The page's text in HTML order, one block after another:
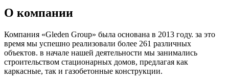
О компании
Компания «Gleden Group» была основана в 2013 году. за это
время мы успешно реализовали более 261 различных
объектов. в начале нашей деятельности мы занимались
строительством стационарных домов, предлагая как
каркасные, так и газобетонные конструкции.